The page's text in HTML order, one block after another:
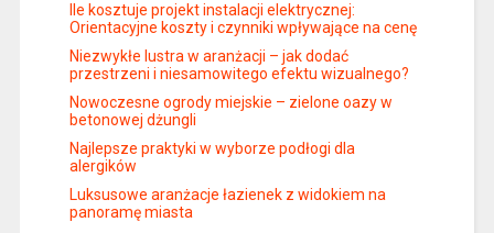
Ile kosztuje projekt instalacji elektrycznej:
Orientacyjne koszty i czynniki wpływające na cenę
Niezwykłe lustra w aranżacji – jak dodać
przestrzeni i niesamowitego efektu wizualnego?
Nowoczesne ogrody miejskie – zielone oazy w
betonowej dżungli
Najlepsze praktyki w wyborze podłogi dla
alergików
Luksusowe aranżacje łazienek z widokiem na
panoramę miasta